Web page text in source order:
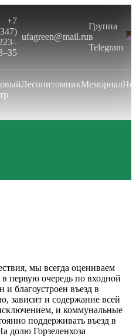
+7
ufagreen@mail.ru
Группа
в
Telegram
ЛесопитомникМемориал
мы всегда оцениваем
первую очередь по входной
и благоустроен въезд в
зависит и содержание всей
и коммунальные
поддерживать въезд в
долю Горзеленхоза